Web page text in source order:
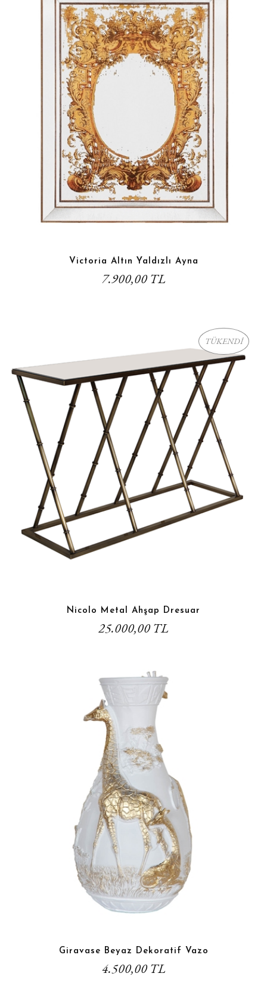
Victoria Altın Yaldızlı Ayna
7.900,00 TL
TÜKENDİ
Nicolo Metal Ahşap Dresuar
25.000,00 TL
Giravase Beyaz Dekoratif Vazo
4.500,00 TL